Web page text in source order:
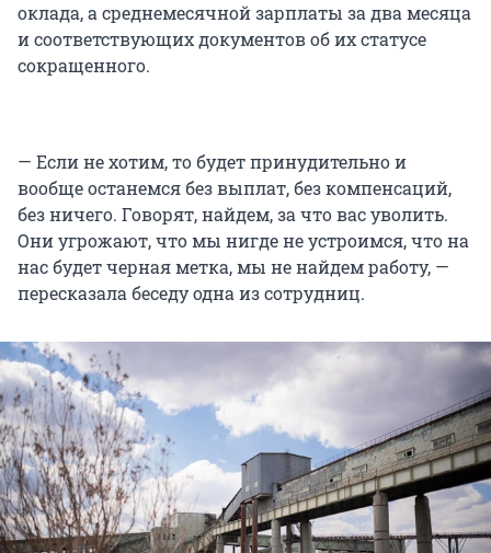
оклада, а среднемесячной зарплаты за два месяца
и соответствующих документов об их статусе
сокращенного.
— Если не хотим, то будет принудительно и
вообще останемся без выплат, без компенсаций,
без ничего. Говорят, найдем, за что вас уволить.
Они угрожают, что мы нигде не устроимся, что на
нас будет черная метка, мы не найдем работу, —
пересказала беседу одна из сотрудниц.